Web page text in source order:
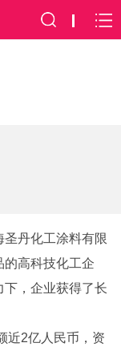
丹化工涂料有限
的高科技化工企
下，企业获得了长
近2亿人民币，资